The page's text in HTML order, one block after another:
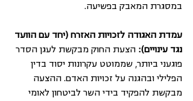
במסגרת המאבק בפשיעה.
עמדת האגודה לזכויות האזרח (יחד עם הוועד
נגד עינויים): הצעת החוק מבקשת לעגן הסדר
פוגעני ביותר, שממוטט עקרונות יסוד בדין
הפלילי ובהגנה על זכויות האדם. ההצעה
מבקשת להפקיד בידי השר לביטחון לאומי